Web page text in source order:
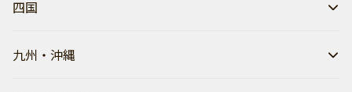
四国
九州・沖縄